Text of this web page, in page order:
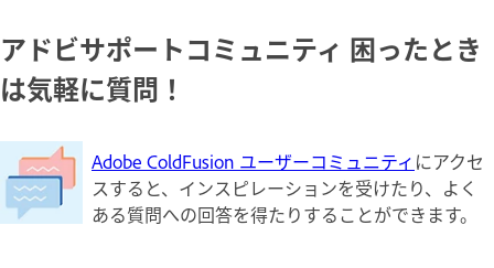
アドビサポートコミュニティ 困ったとき
は気軽に質問！
Adobe ColdFusion ユーザーコミュニティ にアクセ
スすると、インスピレーションを受けたり、よく
ある質問への回答を得たりすることができます。